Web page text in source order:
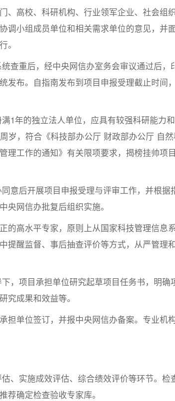
、高校、科研机构、行业领军企业、社会组
调小组成员单位和相关需求单位的意见，并
。
查重后，经中央网信办室务会审议通过后，
发布。自指南发布到项目申报受理截止时间
1年的独立法人单位，应具有较强科研能力
岁，符合《科技部办公厅 财政部办公厅 自
理工作的通知》有关限项要求，揭榜挂帅项
意后开展项目申报受理与评审工作，并根据
网信办批复后组织实施。
的高水平专家，原则上从国家科技管理信息
提醒监督、事后抽查评价等方式，从严管理
，项目承担单位研究起草项目任务书，明确
究成果和效益等。
担单位签订，并报中央网信办备案。专业机
、实施成效评估、综合绩效评价等环节。检
荐确定检查验收专家库。